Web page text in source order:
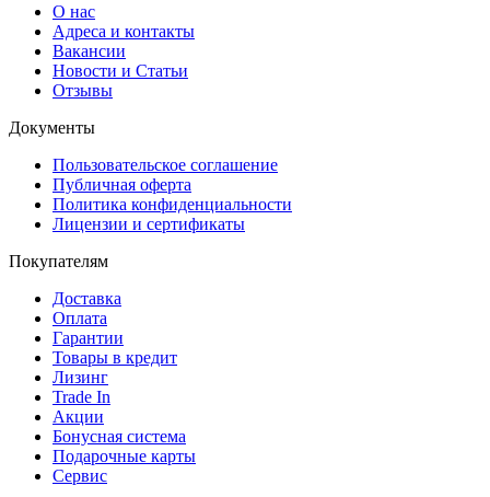
О нас
Адреса и контакты
Вакансии
Новости и Статьи
Отзывы
Документы
Пользовательское соглашение
Публичная оферта
Политика конфиденциальности
Лицензии и сертификаты
Покупателям
Доставка
Оплата
Гарантии
Товары в кредит
Лизинг
Trade In
Акции
Бонусная система
Подарочные карты
Сервис